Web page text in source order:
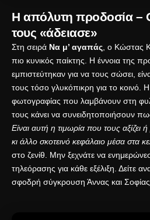
Η απόλυτη προδοσία –
τους «άδειασε»
Στη σειρά Να μ’ αγαπάς, ο Κώστας
πιο κυνικός παίκτης. Η έννοια της
εμπιστεύτηκαν για να τους σώσει,
τους τόσο γλυκόπικρη για το κοινό. Η
φωτογραφίας που λαμβάνουν στη
τους κάνει να συνειδητοποιήσουν
Είναι αυτή η τιμωρία που τους αξίζει
κι άλλο σκοτεινό κεφάλαιο μέσα στα
στο ζενίθ. Μην ξεχνάτε να
τηλεόρασης για κάθε εξέλιξη. Δείτε
σφοδρή σύγκρουση Άννας και